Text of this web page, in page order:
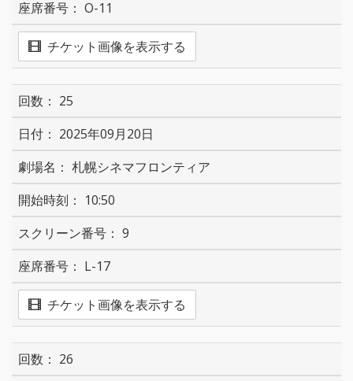
O-11
チケット画像を表示する
25
2025年09月20日
札幌シネマフロンティア
10:50
9
L-17
チケット画像を表示する
26